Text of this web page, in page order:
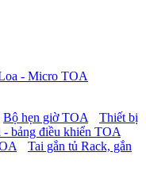
- Micro TOA
Bộ hẹn giờ TOA
Thiết bị
- bảng điều khiển TOA
Tai gắn tủ Rack, gắn